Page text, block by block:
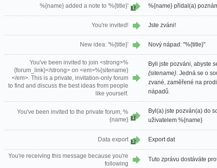
%{name} added a note to '%{title}' 1 %{name} přidal(a)
You're invited! Jste zváni!
New idea: '%{title}' Nový nápad: "%{title}"
You've been invited to join <strong>%
{forum_link}</strong> on <em>%{sitename}
</em>. This is a private, invitation-only forum
to find and discuss the best ideas from people
like yourself.
Byli jste pozváni, abyste
{sitename}. Jedná se o
zvané, zaměřené na
nápadů.
You've been invited to the private forum, %
{name}
1
Byl(a) jste pozván(a) do
uživatelem %{name}
Data export 3 Export dat
You're receiving this message because you're
following
Tuto zprávu dostáváte